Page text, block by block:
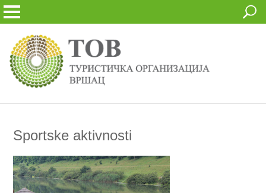
Sportske aktivnosti